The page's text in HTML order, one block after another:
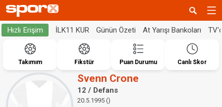
Hızlı Erişim İLK11 KUR Günün Özeti At Yarışı Bankoları
Takımım Fikstür Puan Durumu Canlı Skor
Svenn Crone
12 / Defans
20.5.1995 ()